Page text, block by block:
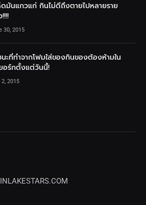
ดมันแกวแก่ กินไม่ดีถึงตายไปหลายราย
30, 2015
นะที่ทำจากโฟมใส่ของกินของต้องห้ามใน
อร์กตั้งแต่วันนี้!
2015